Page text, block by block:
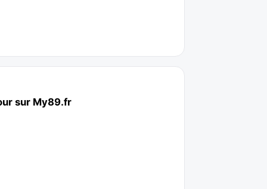
sur My89.fr